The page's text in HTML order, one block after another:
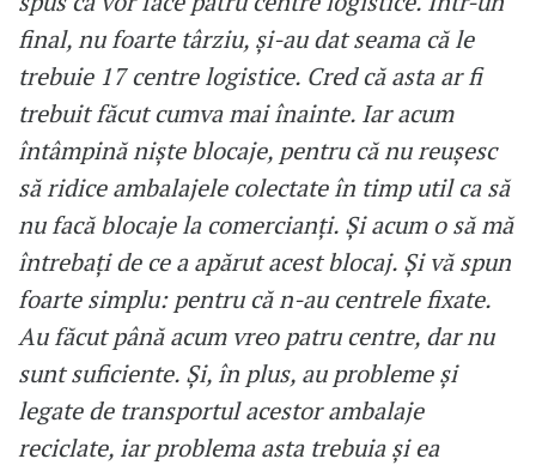
final, nu foarte târziu, și-au dat seama că le
trebuie 17 centre logistice. Cred că asta ar fi
trebuit făcut cumva mai înainte. Iar acum
întâmpină niște blocaje, pentru că nu reușesc
să ridice ambalajele colectate în timp util ca să
nu facă blocaje la comercianți. Și acum o să mă
întrebați de ce a apărut acest blocaj. Și vă spun
foarte simplu: pentru că n-au centrele fixate.
Au făcut până acum vreo patru centre, dar nu
sunt suficiente. Și, în plus, au probleme și
legate de transportul acestor ambalaje
reciclate, iar problema asta trebuia și ea